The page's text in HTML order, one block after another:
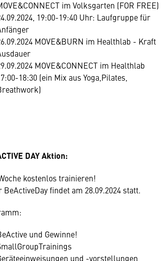
im Volksgarten (FOR FREE)
19:00-19:40 Uhr: Laufgruppe für
MOVE&BURN im Healthlab - Kraft
MOVE&CONNECT im Healthlab
18:30 (ein Mix aus Yoga,Pilates,
DAY Aktion:
kostenlos trainieren!
BeActiveDay findet am 28.09.2024 statt.
und Gewinne!
und -vorstellungen